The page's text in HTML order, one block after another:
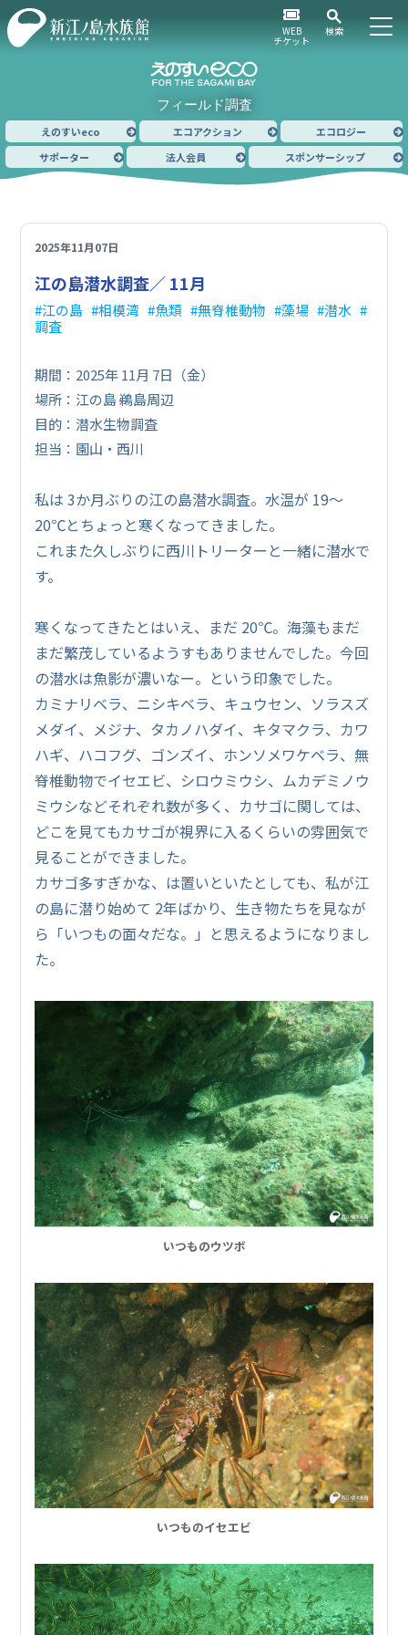
WEB
チケット
検索
フィールド調査
えのすいeco エコアクション
エコロジー
サポーター
法人会員 スポンサーシップ
2025年11月07日
江の島潜水調査／ 11月
江の島 相模湾 魚類 無脊椎動物 藻場
潜水
調査
期間：2025年 11月 7日（金）
場所：江の島 鵜島周辺
目的：潜水生物調査
担当：園山・西川
私は 3か月ぶりの江の島潜水調査。水温が 19～
20℃とちょっと寒くなってきました。
これまた久しぶりに西川トリーターと一緒に潜水で
す。
寒くなってきたとはいえ、まだ 20℃。海藻もまだ
まだ繁茂しているようすもありませんでした。今回
の潜水は魚影が濃いなー。という印象でした。
カミナリベラ、ニシキベラ、キュウセン、ソラスズ
メダイ、メジナ、タカノハダイ、キタマクラ、カワ
ハギ、ハコフグ、ゴンズイ、ホンソメワケベラ、無
脊椎動物でイセエビ、シロウミウシ、ムカデミノウ
ミウシなどそれぞれ数が多く、カサゴに関しては、
どこを見てもカサゴが視界に入るくらいの雰囲気で
見ることができました。
カサゴ多すぎかな、は置いといたとしても、私が江
の島に潜り始めて 2年ばかり、生き物たちを見なが
ら「いつもの面々だな。」と思えるようになりまし
た。
いつものウツボ
いつものイセエビ